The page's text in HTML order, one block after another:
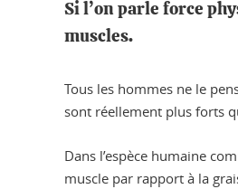
Si l’on parle force
muscles.
Tous les hommes ne le
sont réellement plus forts
Dans l’espèce humaine
muscle par rapport à la